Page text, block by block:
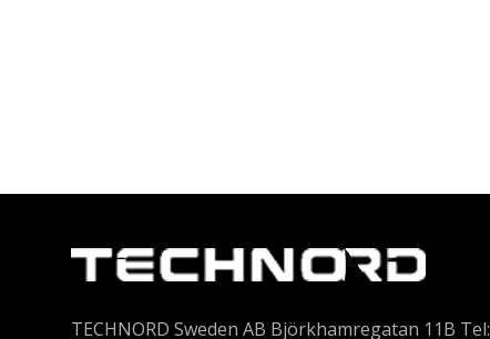
TECHNORD Sweden AB Björkhamregatan 11B Tel: